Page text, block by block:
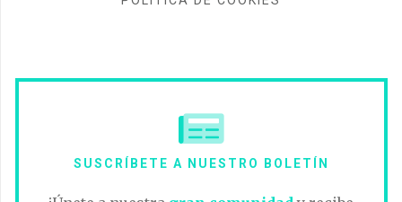
SUSCRÍBETE A NUESTRO BOLETÍN